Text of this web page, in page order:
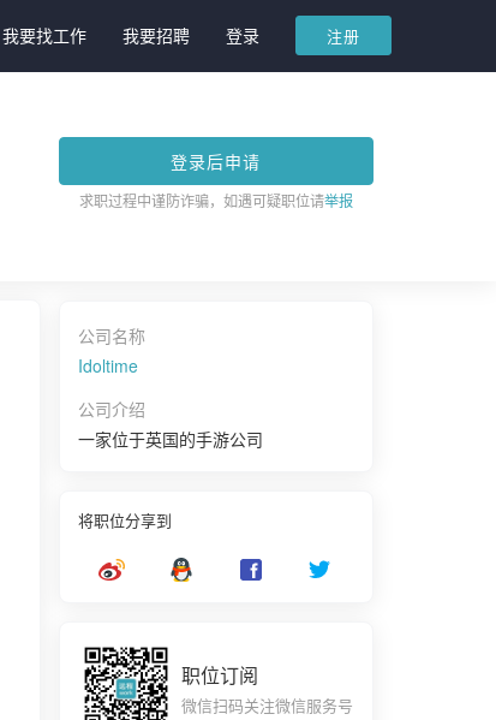
我要找工作 我要招聘 登录 注册
登录后申请
求职过程中谨防诈骗，如遇可疑职位请举报
公司名称
Idoltime
公司介绍
一家位于英国的手游公司
将职位分享到
职位订阅
微信扫码关注微信服务号